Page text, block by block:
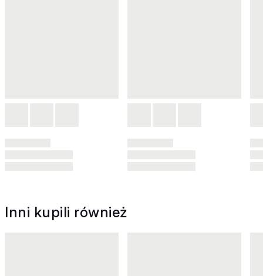
Inni kupili również